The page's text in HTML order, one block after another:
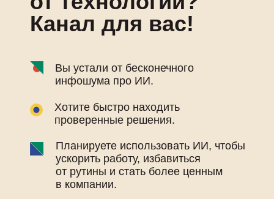
Канал для вас!
Хотите быстро находить
проверенные решения.
Вы устали от бесконечного
инфошума про ИИ.
Планируете использовать ИИ, чтобы
ускорить работу, избавиться
от рутины и стать более ценным
в компании.